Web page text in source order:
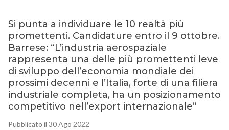
Si punta a individuare le 10 realtà più
promettenti. Candidature entro il 9 ottobre.
Barrese: “L’industria aerospaziale
rappresenta una delle più promettenti leve
di sviluppo dell’economia mondiale dei
prossimi decenni e l’Italia, forte di una filiera
industriale completa, ha un posizionamento
competitivo nell’export internazionale”
Pubblicato il 30 Ago 2022